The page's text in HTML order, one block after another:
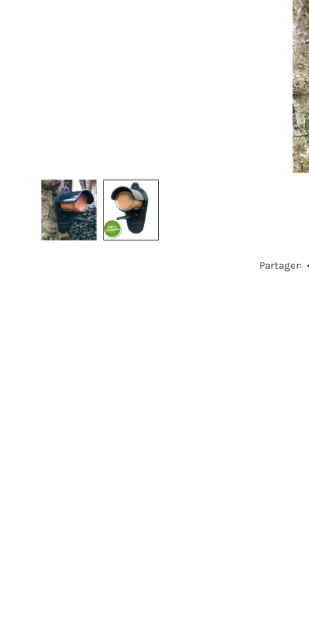
Partager: